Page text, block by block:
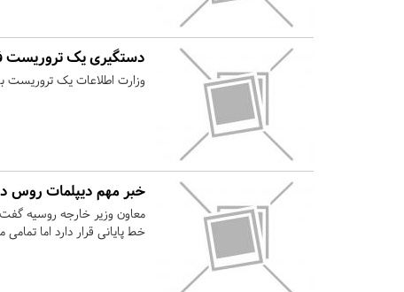
دستگیری یک تروریست
وزارت اطلاعات یک تروریست
خبر مهم دیپلمات روس
معاون وزیر خارجه روسیه
خط پایانی قرار دارد اما